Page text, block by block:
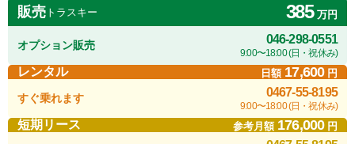
販売 トラスキー 385万円
オプション販売 046-298-0551
9:00〜18:00 (日・祝休み)
レンタル 日額 17,600円
すぐ乗れます 0467-55-8195
9:00〜18:00 (日・祝休み)
短期リース 参考月額 176,000円